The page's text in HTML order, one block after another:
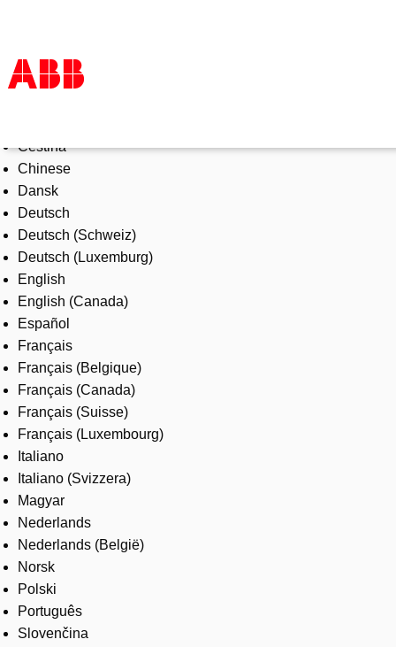
Products & Solutions
Industries
Services
About us
Where to buy
Contact us
Careers
Čeština
Chinese
Dansk
Deutsch
Deutsch (Schweiz)
Deutsch (Luxemburg)
English
English (Canada)
Español
Français
Français (Belgique)
Français (Canada)
Français (Suisse)
Français (Luxembourg)
Italiano
Italiano (Svizzera)
Magyar
Nederlands
Nederlands (België)
Norsk
Polski
Português
Slovenčina